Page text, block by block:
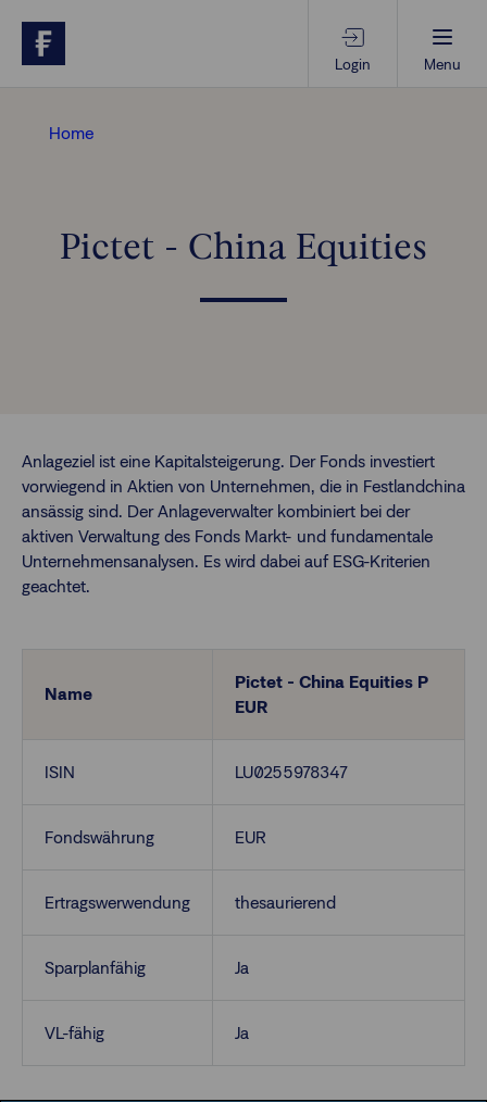
Login Menu
Beratungs-Tools
Finanzberatende
Kontakt
Home
Pictet - China Equities
Anlageziel ist eine Kapitalsteigerung. Der Fonds investiert
vorwiegend in Aktien von Unternehmen, die in Festlandchina
ansässig sind. Der Anlageverwalter kombiniert bei der
aktiven Verwaltung des Fonds Markt- und fundamentale
Unternehmensanalysen. Es wird dabei auf ESG-Kriterien
geachtet.
Name
Pictet - China Equities P
EUR
ISIN LU0255978347
Fondswährung EUR
Ertragswerwendung thesaurierend
Sparplanfähig Ja
VL-fähig Ja